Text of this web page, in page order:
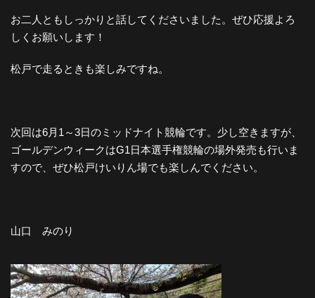
お二人ともしっかりと話してくださいました。ぜひ応援よろ
しくお願いします！
松戸で走るときも楽しみですね。
次回は6月1～3日のミッドナイト競輪です。少し空きますが、
ゴールデンウィークはG1日本選手権競輪の場外発売も行いま
すので、ぜひ松戸けいりん場でも楽しんでください。
山口 みのり